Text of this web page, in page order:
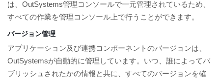
は、OutSystems管理コンソールで一元管理されているため、
すべての作業を管理コンソール上で行うことができます。
バージョン管理
アプリケーション及び連携コンポーネントのバージョンは、
OutSystemsが自動的に管理しています。いつ、誰によってパ
ブリッシュされたかの情報と共に、すべてのバージョンを確